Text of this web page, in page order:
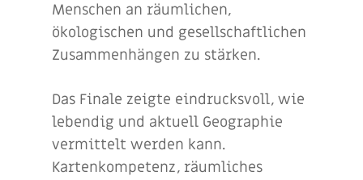
Menschen an räumlichen,
ökologischen und gesellschaftlichen
Zusammenhängen zu stärken.
Das Finale zeigte eindrucksvoll, wie
lebendig und aktuell Geographie
vermittelt werden kann.
Kartenkompetenz, räumliches